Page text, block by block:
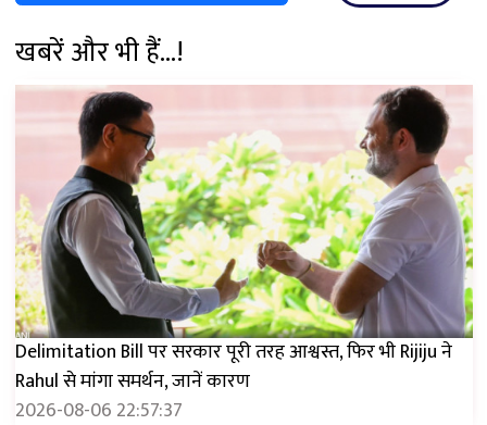
खबरें और भी हैं...!
Delimitation Bill पर सरकार पूरी तरह आश्वस्त, फिर भी Rijiju ने
Rahul से मांगा समर्थन, जानें कारण
2026-08-06 22:57:37